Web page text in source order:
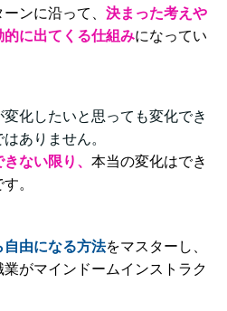
ンに沿って、 決まった考えや
に出てくる仕組みになってい
化したいと思っても変化でき
ありません。
ない限り、 本当の変化はでき
。
自由になる方法をマスターし、
がマインドームインストラク